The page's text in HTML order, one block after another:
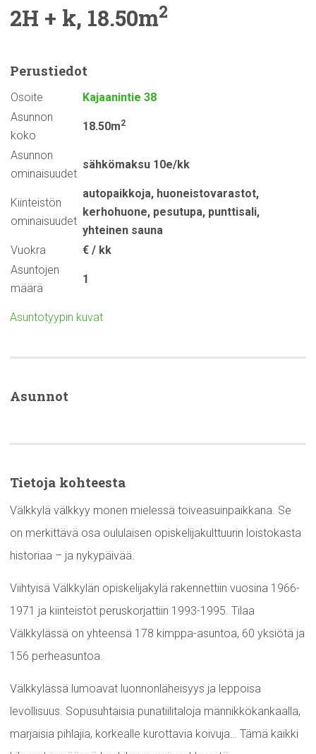
2H + k, 18.50m2
Perustiedot
Osoite
Kajaanintie 38
Asunnon
koko
18.50m2
Asunnon
ominaisuudet
sähkömaksu 10e/kk
Kiinteistön
ominaisuudet
autopaikkoja, huoneistovarastot,
kerhohuone, pesutupa, punttisali,
yhteinen sauna
Vuokra
€ / kk
Asuntojen
määrä
1
Asuntotyypin kuvat
Asunnot
Tietoja kohteesta
Välkkylä välkkyy monen mielessä toiveasuinpaikkana. Se
on merkittävä osa oululaisen opiskelijakulttuurin loistokasta
historiaa – ja nykypäivää.
Viihtyisä Välkkylän opiskelijakylä rakennettiin vuosina 1966-
1971 ja kiinteistöt peruskorjattiin 1993-1995. Tilaa
Välkkylässä on yhteensä 178 kimppa-asuntoa, 60 yksiötä ja
156 perheasuntoa.
Välkkylässä lumoavat luonnonläheisyys ja leppoisa
levollisuus. Sopusuhtaisia punatiilitaloja männikkökankaalla,
marjaisia pihlajia, korkealle kurottavia koivuja… Tämä kaikki